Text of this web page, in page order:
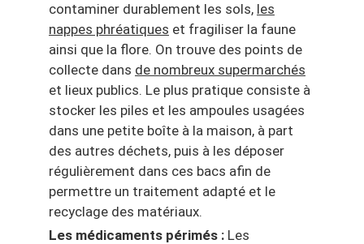
contaminer durablement les sols, les
nappes phréatiques et fragiliser la faune
ainsi que la flore. On trouve des points de
collecte dans de nombreux supermarchés
et lieux publics. Le plus pratique consiste à
stocker les piles et les ampoules usagées
dans une petite boîte à la maison, à part
des autres déchets, puis à les déposer
régulièrement dans ces bacs afin de
permettre un traitement adapté et le
recyclage des matériaux.
Les médicaments périmés : Les